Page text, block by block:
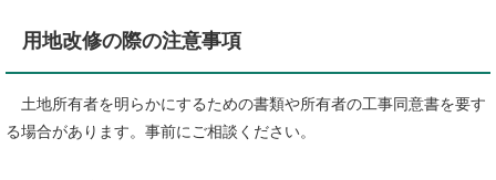
用地改修の際の注意事項
土地所有者を明らかにするための書類や所有者の工事同意書を要す
る場合があります。事前にご相談ください。